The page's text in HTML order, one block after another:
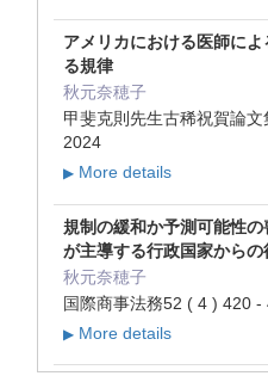
アメリカにおける医師に
る規律
秋元奈穂子
甲斐克則先生古稀祝賀論
2024
▶ More details
規制の緩和か予測可能性
が主導する行政国家からの
秋元奈穂子
国際商事法務52 ( 4 ) 420
▶ More details